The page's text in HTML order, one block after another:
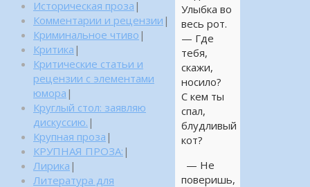
Улыбка во
весь рот.
— Где
тебя,
скажи,
ноcило?
С кем ты
спал,
блудливый
кот?
— Не
поверишь,
Историческая проза |
Комментарии и рецензии |
Криминальное чтиво |
Критика |
Критические статьи и
рецензии с элементами
юмора |
Круглый стол: заявляю
дискуссию. |
Крупная проза |
КРУПНАЯ ПРОЗА: |
Лирика |
Литература для